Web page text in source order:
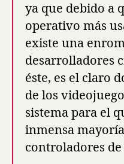
ya que debido a
operativo más
existe una
desarrolladores
éste, es el claro
de los
sistema para el
inmensa
controladores